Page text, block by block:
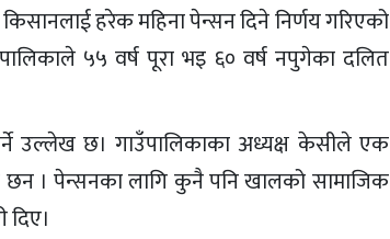
हरेक महिना पेन्सन दिने निर्णय गरिएको
५५ वर्ष पूरा भइ ६० वर्ष नपुगेका दलित
उल्लेख छ। गाउँपालिकाका अध्यक्ष केसीले एक
छन । पेन्सनका लागि कुनै पनि खालको सामाजिक
दिए।